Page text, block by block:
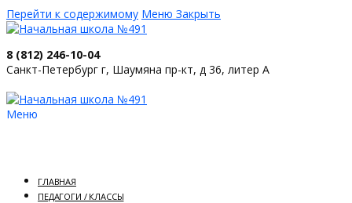
Перейти к содержимому Меню Закрыть
8 (812) 246-10-04
Санкт-Петербург г, Шаумяна пр-кт, д 36, литер А
Меню
ГЛАВНАЯ
ПЕДАГОГИ / КЛАССЫ